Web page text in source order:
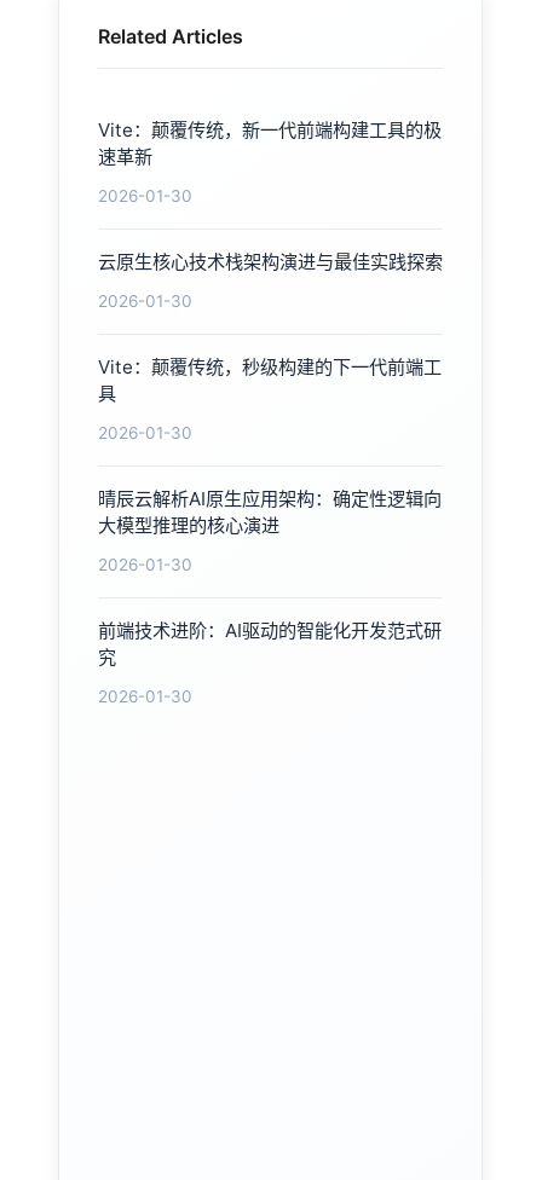
Related Articles
Vite：颠覆传统，新一代前端构建工具的极
速革新
2026-01-30
云原生核心技术栈架构演进与最佳实践探索
2026-01-30
Vite：颠覆传统，秒级构建的下一代前端工
具
2026-01-30
晴辰云解析AI原生应用架构：确定性逻辑向
大模型推理的核心演进
2026-01-30
前端技术进阶：AI驱动的智能化开发范式研
究
2026-01-30